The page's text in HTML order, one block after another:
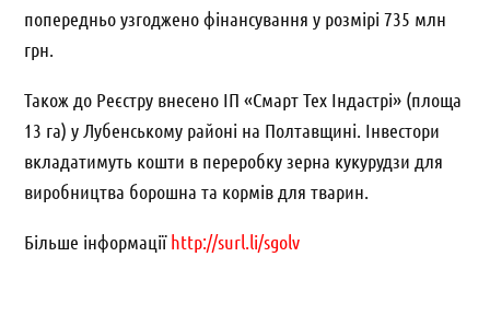
попередньо узгоджено фінансування у розмірі 735 млн
грн.
Також до Реєстру внесено ІП «Смарт Тех Індастрі» (площа
13 га) у Лубенському районі на Полтавщині. Інвестори
вкладатимуть кошти в переробку зерна кукурудзи для
виробництва борошна та кормів для тварин.
Більше інформації http://surl.li/sgolv